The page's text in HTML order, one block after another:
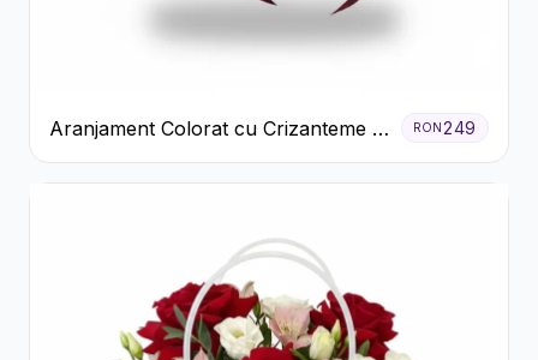
Aranjament Colorat cu Crizanteme în
Cutie Rustică
RON 249